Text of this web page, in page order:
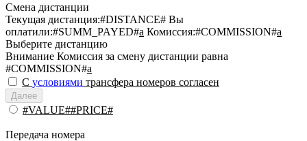
Смена дистанции
Текущая дистанция:#DISTANCE# Вы
оплатили:#SUMM_PAYED#a Комиссия:#COMMISSION#a
Выберите дистанцию
Внимание Комиссия за смену дистанции равна
#COMMISSION#a
С условиями трансфера номеров согласен
Далее
#VALUE##PRICE#
Передача номера